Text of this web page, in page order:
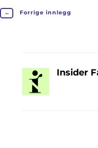
← Forrige innlegg
Insider